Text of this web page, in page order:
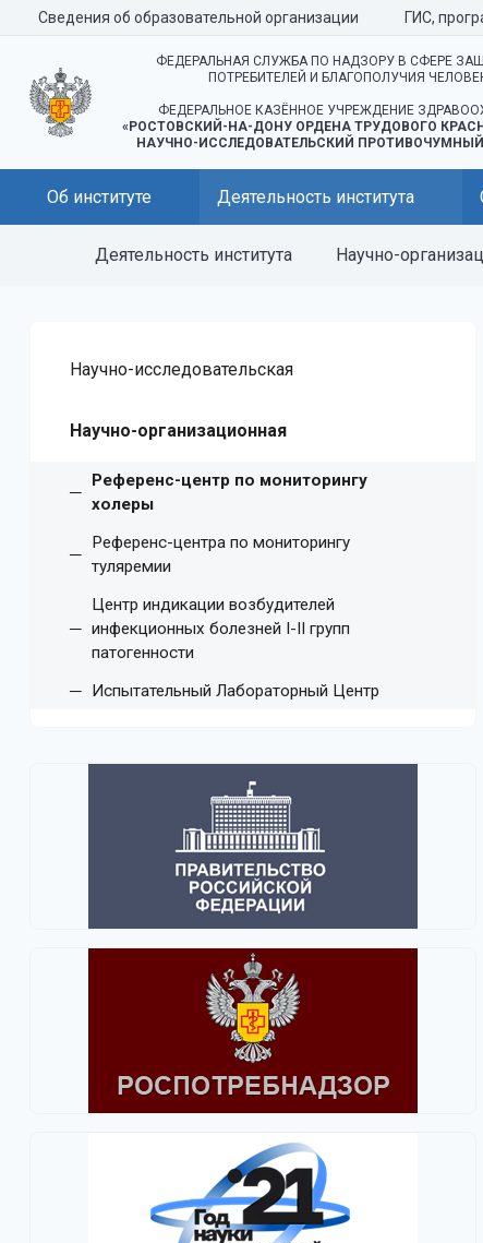
Сведения об образовательной организации ГИС,
ФЕДЕРАЛЬНАЯ СЛУЖБА ПО НАДЗОРУ В СФЕРЕ
ПОТРЕБИТЕЛЕЙ И БЛАГОПОЛУЧИЯ
ФЕДЕРАЛЬНОЕ КАЗЁННОЕ УЧРЕЖДЕНИЕ
«РОСТОВСКИЙ-НА-ДОНУ ОРДЕНА ТРУДОВОГО
НАУЧНО-ИССЛЕДОВАТЕЛЬСКИЙ
Об институте Деятельность института
Деятельность института Научно-
Научно-исследовательская
Научно-организационная
Референс-центр по мониторингу
холеры
Референс-центра по мониторингу
туляремии
Центр индикации возбудителей
инфекционных болезней I-II групп
патогенности
Испытательный Лабораторный Центр